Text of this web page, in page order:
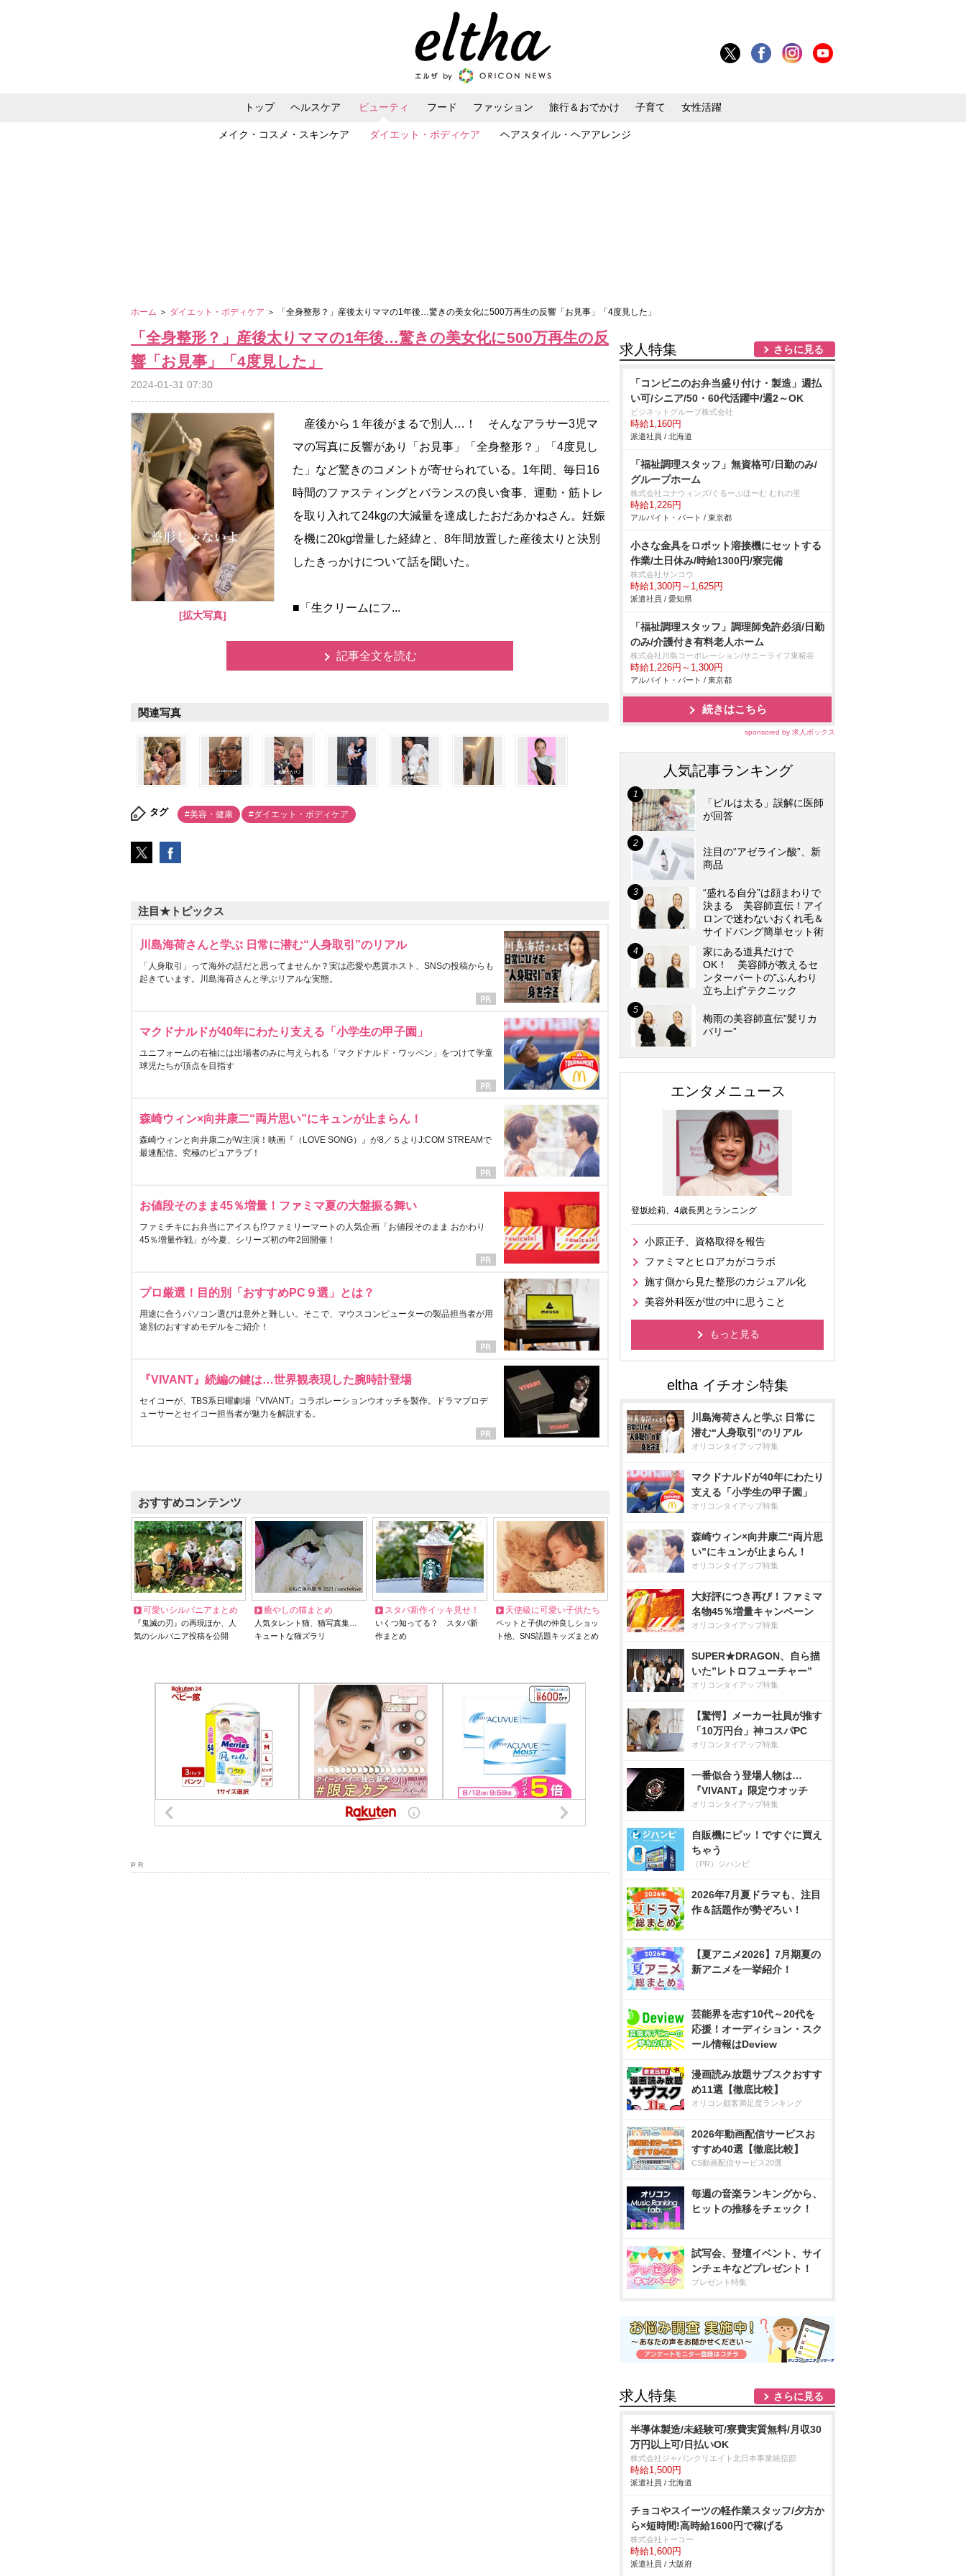
トップ ヘルスケア ビューティ
メイク・コスメ・スキンケア ダイエット・ボディケア ヘアスタイル・ヘアアレンジ
フード ファッション 旅行＆おでかけ 子育て 女性活躍
ホーム ＞ ダイエット・ボディケア ＞ 「全身整形？」産後太りママの1年後…驚きの美女化に500万再生の反響「お見事」「4度見した」
「全身整形？」産後太りママの1年後…驚きの美女化に500万再生の反
響「お見事」「4度見した」
2024-01-31 07:30
[拡大写真]
産後から１年後がまるで別人…！ そんなアラサー3児マ
マの写真に反響があり「お見事」「全身整形？」「4度見し
た」など驚きのコメントが寄せられている。1年間、毎日16
時間のファスティングとバランスの良い食事、運動・筋トレ
を取り入れて24kgの大減量を達成したおだあかねさん。妊娠
を機に20kg増量した経緯と、8年間放置した産後太りと決別
したきっかけについて話を聞いた。
■「生クリームにフ...
記事全文を読む
関連写真
タグ #美容・健康 #ダイエット・ボディケア
注目★トピックス
川島海荷さんと学ぶ 日常に潜む“人身取引”のリアル
「人身取引」って海外の話だと思ってませんか？実は恋愛や悪質ホスト、SNSの投稿からも
起きています。川島海荷さんと学ぶリアルな実態。
マクドナルドが40年にわたり支える「小学生の甲子園」
ユニフォームの右袖には出場者のみに与えられる「マクドナルド・ワッペン」をつけて学童
球児たちが頂点を目指す
森崎ウィン×向井康二“両片思い”にキュンが止まらん！
森崎ウィンと向井康二がW主演！映画『（LOVE SONG）』が8／５よりJ:COM STREAMで
最速配信。究極のピュアラブ！
お値段そのまま45％増量！ファミマ夏の大盤振る舞い
ファミチキにお弁当にアイスも!?ファミリーマートの人気企画「お値段そのまま おかわり
45％増量作戦」が今夏、シリーズ初の年2回開催！
プロ厳選！目的別「おすすめPC９選」とは？
用途に合うパソコン選びは意外と難しい。そこで、マウスコンピューターの製品担当者が用
途別のおすすめモデルをご紹介！
『VIVANT』続編の鍵は…世界観表現した腕時計登場
セイコーが、TBS系日曜劇場『VIVANT』コラボレーションウオッチを製作。ドラマプロデ
ューサーとセイコー担当者が魅力を解説する。
おすすめコンテンツ
可愛いシルバニアまとめ
『鬼滅の刃』の再現ほか、人
気のシルバニア投稿を公開
癒やしの猫まとめ
人気タレント猫、猫写真集…
キュートな猫ズラリ
スタバ新作イッキ見せ！
いくつ知ってる？ スタバ新
作まとめ
天使級に可愛い子供たち
ペットと子供の仲良しショッ
ト他、SNS話題キッズまとめ
P R
求人特集 さらに見る
「コンビニのお弁当盛り付け・製造」週払
い可/シニア/50・60代活躍中/週2～OK
ビジネットグループ株式会社
時給1,160円
派遣社員 / 北海道
「福祉調理スタッフ」無資格可/日勤のみ/
グループホーム
株式会社コナウィンズ/ぐるーぷほーむ むれの里
時給1,226円
アルバイト・パート / 東京都
小さな金具をロボット溶接機にセットする
作業/土日休み/時給1300円/寮完備
株式会社サンコウ
時給1,300円～1,625円
派遣社員 / 愛知県
「福祉調理スタッフ」調理師免許必須/日勤
のみ/介護付き有料老人ホーム
株式会社川島コーポレーション/サニーライフ東糀谷
時給1,226円～1,300円
アルバイト・パート / 東京都
続きはこちら
sponsored by 求人ボックス
人気記事ランキング
「ピルは太る」誤解に医師
が回答
注目の“アゼライン酸”、新
商品
“盛れる自分”は顔まわりで
決まる 美容師直伝！アイ
ロンで迷わないおくれ毛＆
サイドバング簡単セット術
家にある道具だけで
OK！ 美容師が教えるセ
ンターパートの”ふんわり
立ち上げ”テクニック
梅雨の美容師直伝”髪リカ
バリー”
エンタメニュース
登坂絵莉、4歳長男とランニング
小原正子、資格取得を報告
ファミマとヒロアカがコラボ
施す側から見た整形のカジュアル化
美容外科医が世の中に思うこと
もっと見る
川島海荷さんと学ぶ 日常に
潜む“人身取引”のリアル
オリコンタイアップ特集
マクドナルドが40年にわたり
支える「小学生の甲子園」
オリコンタイアップ特集
森崎ウィン×向井康二“両片思
い”にキュンが止まらん！
オリコンタイアップ特集
大好評につき再び！ファミマ
名物45％増量キャンペーン
オリコンタイアップ特集
SUPER★DRAGON、自ら描
いた”レトロフューチャー”
オリコンタイアップ特集
【驚愕】メーカー社員が推す
「10万円台」神コスパPC
オリコンタイアップ特集
一番似合う登場人物は…
『VIVANT』限定ウオッチ
オリコンタイアップ特集
自販機にピッ！ですぐに買え
ちゃう
（PR）ジハンピ
2026年7月夏ドラマも、注目
作＆話題作が勢ぞろい！
【夏アニメ2026】7月期夏の
新アニメを一挙紹介！
芸能界を志す10代～20代を
応援！オーディション・スク
ール情報はDeview
漫画読み放題サブスクおすす
め11選【徹底比較】
オリコン顧客満足度ランキング
2026年動画配信サービスお
すすめ40選【徹底比較】
CS動画配信サービス20選
毎週の音楽ランキングから、
ヒットの推移をチェック！
試写会、登壇イベント、サイ
ンチェキなどプレゼント！
プレゼント特集
求人特集 さらに見る
半導体製造/未経験可/寮費実質無料/月収30
万円以上可/日払いOK
株式会社ジャパンクリエイト北日本事業統括部
時給1,500円
派遣社員 / 北海道
チョコやスイーツの軽作業スタッフ/夕方か
ら×短時間!高時給1600円で稼げる
株式会社トーコー
時給1,600円
派遣社員 / 大阪府